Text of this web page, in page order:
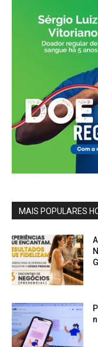
MAIS POPULARES